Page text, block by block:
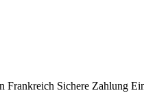
Frankreich Sichere Zahlung